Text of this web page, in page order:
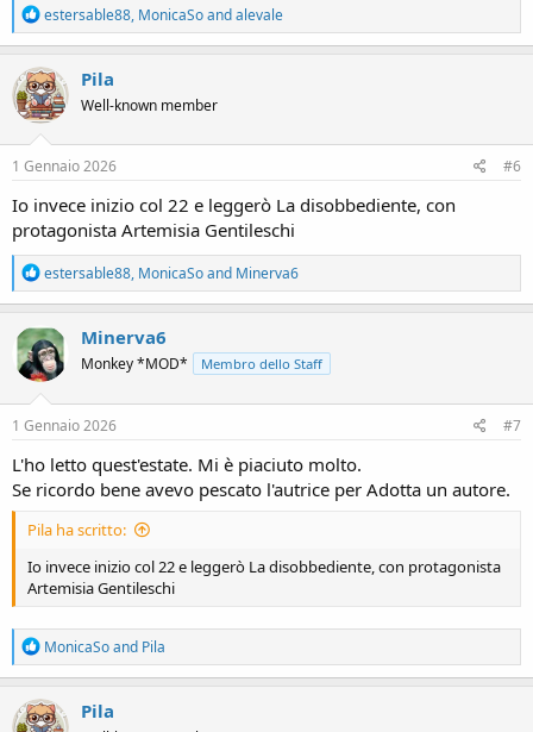
R
e
a
c
t
i
o
n
s
estersable88, MonicaSoandalevale
Pila
Well-known member
1 Gennaio 2026 #6
Io invece inizio col 22 e leggerò La disobbediente, con
protagonista Artemisia Gentileschi
R
e
a
c
t
i
o
n
s
estersable88, MonicaSoand Minerva6
Minerva6
Monkey *MOD* Membro dello Staff
1 Gennaio 2026 #7
L'ho letto quest'estate. Mi è piaciuto molto.
Se ricordo bene avevo pescato l'autrice per Adotta un autore.
Pila ha scritto:
Io invece inizio col 22 e leggerò La disobbediente, con protagonista
Artemisia Gentileschi
R
e
a
c
t
MonicaSoand Pila
Pila